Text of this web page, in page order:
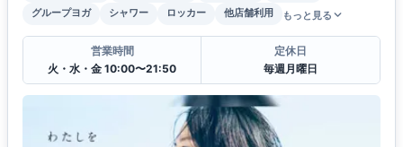
グループヨガ
シャワー ロッカー 他店舗利用 もっと見る
営業時間
火・水・金 10:00〜21:50
定休日
毎週月曜日